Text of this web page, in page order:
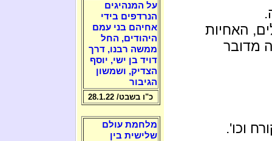
האחיות
מדובר
וכו'.
על המנהיגים
הנרדפים בידי
אחיהם בני עמם
היהודים, החל
ממשה רבנו, דרך
דויד בן ישי, יוסף
הצדיק, ושמשון
הגיבור
כ"ו בשבט/ 28.1.22
מלחמת עולם
שלישית בין